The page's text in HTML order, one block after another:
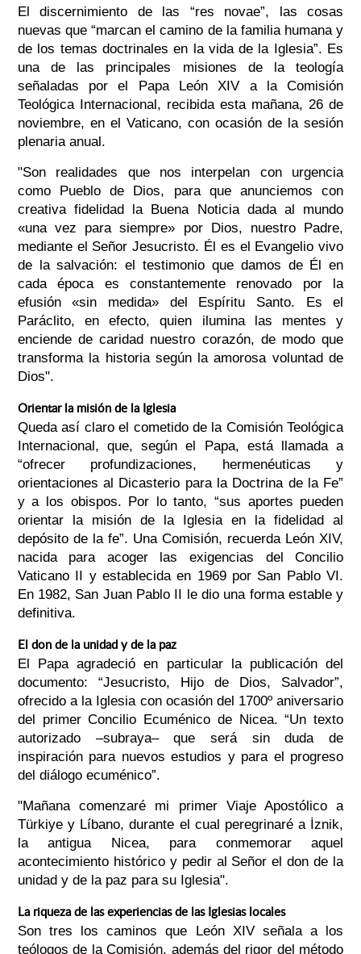
El discernimiento de las
“res novae”, las cosas
nuevas que “marcan el camino de la familia humana y
de los temas doctrinales en la vida de la Iglesia”. Es
una de las principales misiones de la teología
señaladas por el Papa León XIV a la Comisión
Teológica Internacional, recibida esta mañana, 26 de
noviembre, en el Vaticano, con ocasión de la sesión
plenaria anual.
"Son realidades que nos interpelan con urgencia
como Pueblo de Dios, para que anunciemos con
creativa fidelidad la Buena Noticia dada al mundo
«una vez para siempre» por Dios, nuestro Padre,
mediante el Señor Jesucristo. Él es el Evangelio vivo
de la salvación: el testimonio que damos de Él en
cada época es constantemente renovado por la
efusión «sin medida» del Espíritu Santo. Es el
Paráclito, en efecto, quien ilumina las mentes y
enciende de caridad nuestro corazón, de modo que
transforma la historia según la amorosa voluntad de
Dios".
Orientar la misión de la Iglesia
Queda así claro el cometido de la Comisión Teológica
Internacional, que, según el Papa, está llamada a
“ofrecer profundizaciones, hermenéuticas y
orientaciones al Dicasterio para la Doctrina de la Fe”
y a los obispos. Por lo tanto, “sus aportes pueden
orientar la misión de la Iglesia en la fidelidad al
depósito de la fe”. Una Comisión, recuerda León XIV,
nacida para acoger las exigencias del Concilio
Vaticano II y establecida en 1969 por San Pablo VI.
En 1982, San Juan Pablo II le dio una forma estable y
definitiva.
El don de la unidad y de la paz
El Papa agradeció en particular la publicación del
documento: “Jesucristo, Hijo de Dios, Salvador”,
ofrecido a la Iglesia con ocasión del 1700º aniversario
del primer Concilio Ecuménico de Nicea. “Un texto
autorizado –subraya– que será sin duda de
inspiración para nuevos estudios y para el progreso
del diálogo ecuménico”.
"Mañana comenzaré mi primer Viaje Apostólico a
Türkiye y Líbano, durante el cual peregrinaré a İznik,
la antigua Nicea, para conmemorar aquel
acontecimiento histórico y pedir al Señor el don de la
unidad y de la paz para su Iglesia".
La riqueza de las experiencias de las Iglesias locales
Son tres los caminos que León XIV señala a los
teólogos de la Comisión, además del rigor del método